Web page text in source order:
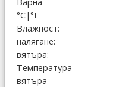
°C|°F
Влажност:
налягане:
вятъра:
Температура
вятъра